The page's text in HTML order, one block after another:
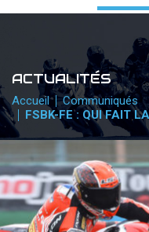
PHOTOS / WEB
PARTENAIRES
PRESSE
PRESSE
accéder à
ACTUALITÉS
Accueil
Communiqués
FSBK-FE : QUI FAIT